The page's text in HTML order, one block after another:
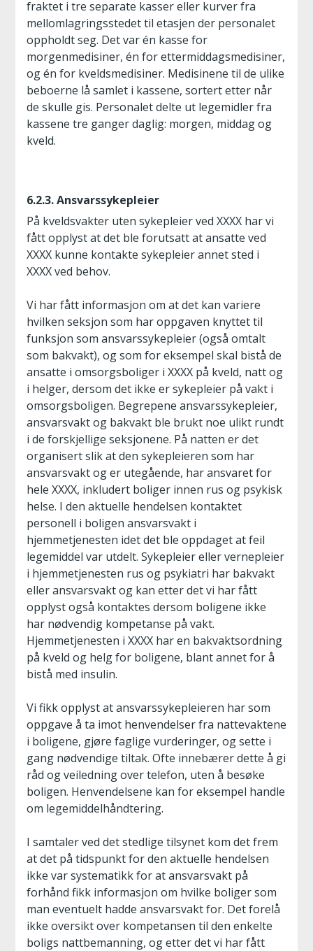
fraktet i tre separate kasser eller kurver fra
mellomlagringsstedet til etasjen der personalet
oppholdt seg. Det var én kasse for
morgenmedisiner, én for ettermiddagsmedisiner,
og én for kveldsmedisiner. Medisinene til de ulike
beboerne lå samlet i kassene, sortert etter når
de skulle gis. Personalet delte ut legemidler fra
kassene tre ganger daglig: morgen, middag og
kveld.
6.2.3. Ansvarssykepleier
På kveldsvakter uten sykepleier ved XXXX har vi
fått opplyst at det ble forutsatt at ansatte ved
XXXX kunne kontakte sykepleier annet sted i
XXXX ved behov.
Vi har fått informasjon om at det kan variere
hvilken seksjon som har oppgaven knyttet til
funksjon som ansvarssykepleier (også omtalt
som bakvakt), og som for eksempel skal bistå de
ansatte i omsorgsboliger i XXXX på kveld, natt og
i helger, dersom det ikke er sykepleier på vakt i
omsorgsboligen. Begrepene ansvarssykepleier,
ansvarsvakt og bakvakt ble brukt noe ulikt rundt
i de forskjellige seksjonene. På natten er det
organisert slik at den sykepleieren som har
ansvarsvakt og er utegående, har ansvaret for
hele XXXX, inkludert boliger innen rus og psykisk
helse. I den aktuelle hendelsen kontaktet
personell i boligen ansvarsvakt i
hjemmetjenesten idet det ble oppdaget at feil
legemiddel var utdelt. Sykepleier eller vernepleier
i hjemmetjenesten rus og psykiatri har bakvakt
eller ansvarsvakt og kan etter det vi har fått
opplyst også kontaktes dersom boligene ikke
har nødvendig kompetanse på vakt.
Hjemmetjenesten i XXXX har en bakvaktsordning
på kveld og helg for boligene, blant annet for å
bistå med insulin.
Vi fikk opplyst at ansvarssykepleieren har som
oppgave å ta imot henvendelser fra nattevaktene
i boligene, gjøre faglige vurderinger, og sette i
gang nødvendige tiltak. Ofte innebærer dette å gi
råd og veiledning over telefon, uten å besøke
boligen. Henvendelsene kan for eksempel handle
om legemiddelhåndtering.
I samtaler ved det stedlige tilsynet kom det frem
at det på tidspunkt for den aktuelle hendelsen
ikke var systematikk for at ansvarsvakt på
forhånd fikk informasjon om hvilke boliger som
man eventuelt hadde ansvarsvakt for. Det forelå
ikke oversikt over kompetansen til den enkelte
boligs nattbemanning, og etter det vi har fått